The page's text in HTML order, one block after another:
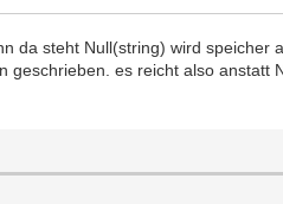
da steht Null(string) wird speicher
es reicht also anstatt